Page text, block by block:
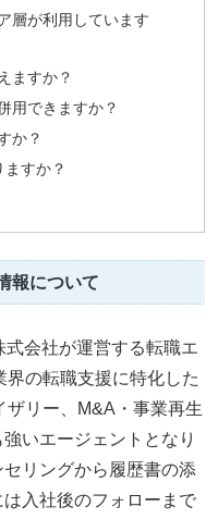
層が利用しています
ますか？
用できますか？
か？
すか？
報について
会社が運営する転職エ
の転職支援に特化した
リー、M&A・事業再生
いエージェントとなり
リングから履歴書の添
入社後のフォローまで